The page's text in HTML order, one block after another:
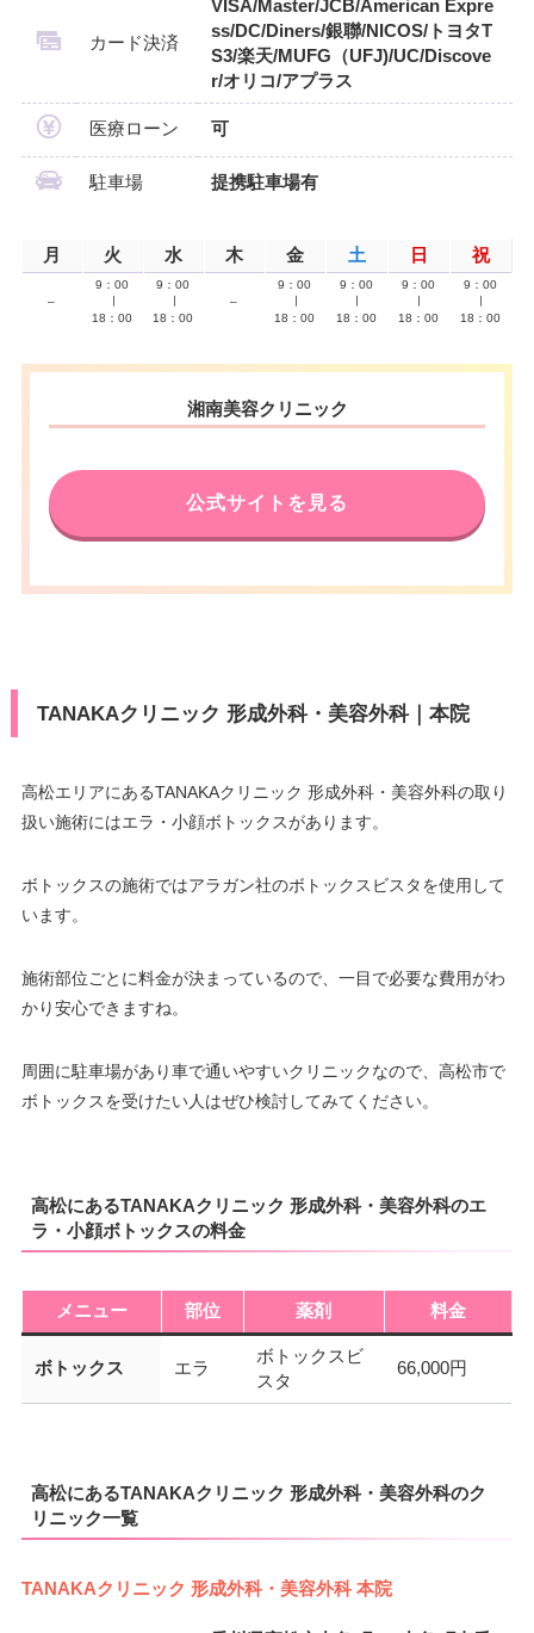
カード決済
VISA/Master/JCB/American Expre
ss/DC/Diners/銀聯/NICOS/トヨタT
S3/楽天/MUFG（UFJ)/UC/Discove
r/オリコ/アプラス
医療ローン 可
駐車場 提携駐車場有
月 火 水 木 金 土 日 祝
–
9：00
18：00
9：00
18：00
–
9：00
18：00
9：00
18：00
9：00
18：00
9：00
18：00
湘南美容クリニック
公式サイトを見る
TANAKAクリニック 形成外科・美容外科｜本院
高松エリアにあるTANAKAクリニック 形成外科・美容外科の取り
扱い施術にはエラ・小顔ボトックスがあります。
ボトックスの施術ではアラガン社のボトックスビスタを使用して
います。
施術部位ごとに料金が決まっているので、一目で必要な費用がわ
かり安心できますね。
周囲に駐車場があり車で通いやすいクリニックなので、高松市で
ボトックスを受けたい人はぜひ検討してみてください。
高松にあるTANAKAクリニック 形成外科・美容外科のエ
ラ・小顔ボトックスの料金
メニュー 部位 薬剤 料金
ボトックス エラ
ボトックスビ
スタ
66,000円
高松にあるTANAKAクリニック 形成外科・美容外科のク
リニック一覧
TANAKAクリニック 形成外科・美容外科 本院